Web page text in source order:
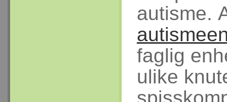
autisme.
faglig
ulike